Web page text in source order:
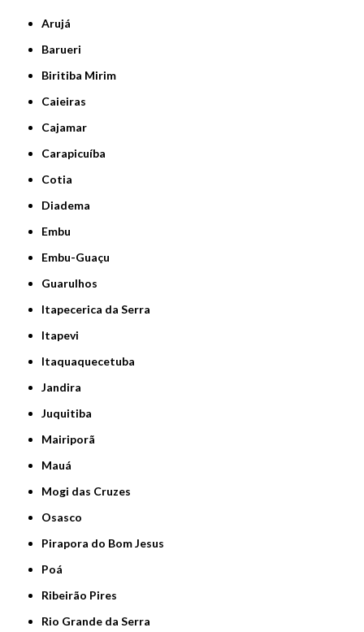
Arujá
Barueri
Biritiba Mirim
Caieiras
Cajamar
Carapicuíba
Cotia
Diadema
Embu
Embu-Guaçu
Guarulhos
Itapecerica da Serra
Itapevi
Itaquaquecetuba
Jandira
Juquitiba
Mairiporã
Mauá
Mogi das Cruzes
Osasco
Pirapora do Bom Jesus
Poá
Ribeirão Pires
Rio Grande da Serra